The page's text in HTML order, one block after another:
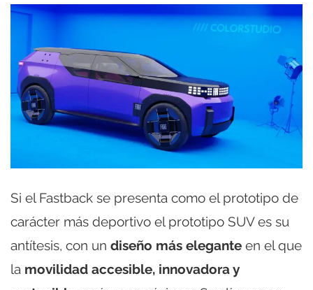
Si el Fastback se presenta como el prototipo de
carácter más deportivo el prototipo SUV es su
antítesis, con un diseño más elegante en el que
la movilidad accesible, innovadora y